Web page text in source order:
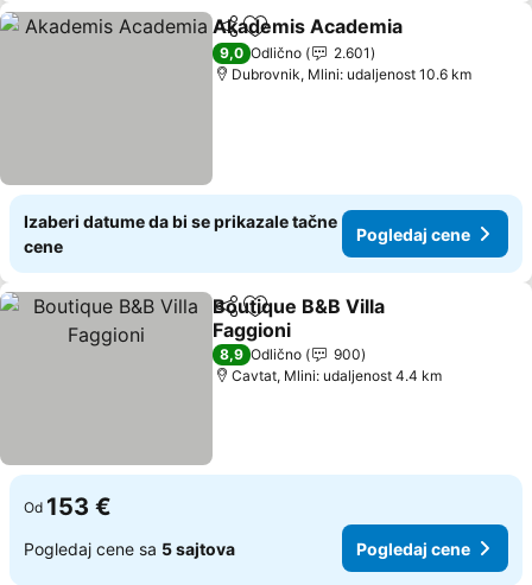
Deli Dodati u favorite
Akademis Academia
9,0 Odlično
2.601
Dubrovnik, Mlini: udaljenost 10.6 km
Izaberi datume da bi se prikazale tačne
cene
Pogledaj cene
Deli Dodati u favorite
Boutique B&B Villa
Faggioni
8,9 Odlično
900
Cavtat, Mlini: udaljenost 4.4 km
Od 153 €
Pogledaj cene sa 5 sajtova Pogledaj cene